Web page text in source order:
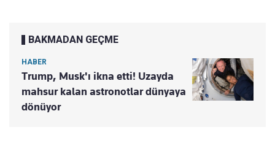
BAKMADAN GEÇME
HABER
Trump, Musk'ı ikna etti! Uzayda
mahsur kalan astronotlar dünyaya
dönüyor